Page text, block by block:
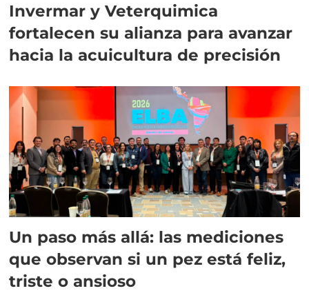
Invermar y Veterquimica
fortalecen su alianza para avanzar
hacia la acuicultura de precisión
Un paso más allá: las mediciones
que observan si un pez está feliz,
triste o ansioso